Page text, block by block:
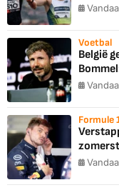
Voetbal
België
Formule